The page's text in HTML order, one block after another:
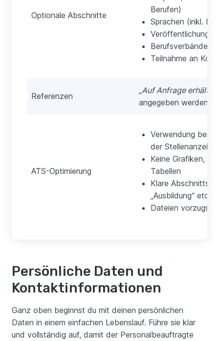
Optionale Abschnitte
Berufen)
Sprachen (inkl.
Berufsverbände
Teilnahme an
Referenzen
„Auf Anfrage
angegeben werden,
ATS-Optimierung
Verwendung
der Stellenanzeige
Keine Grafiken,
Tabellen
Klare
„Ausbildung“ etc.)
Dateien
Persönliche Daten und
Kontaktinformationen
Ganz oben beginnst du mit deinen persönlichen
Daten in einem einfachen Lebenslauf. Führe sie klar
und vollständig auf, damit der Personalbeauftragte